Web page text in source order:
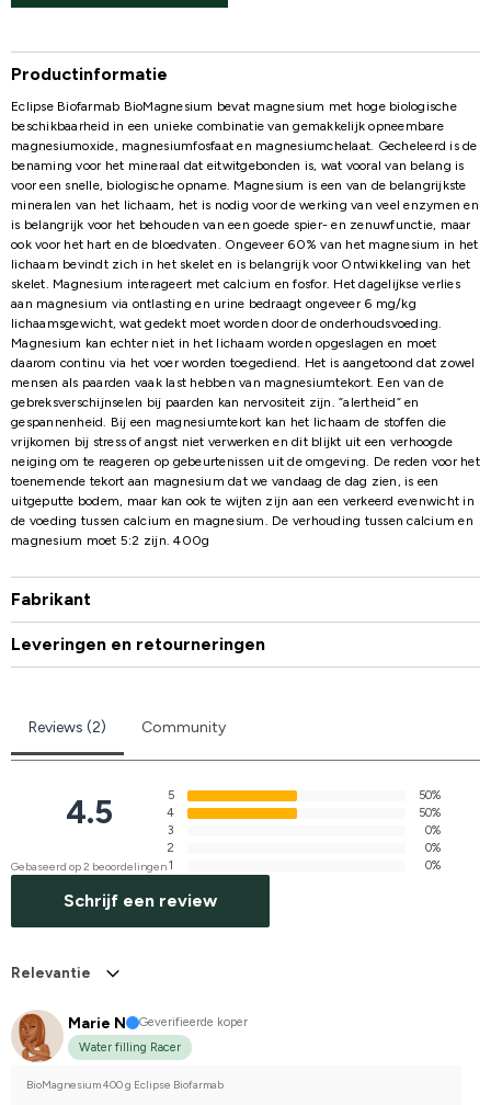
Productinformatie
Eclipse Biofarmab BioMagnesium bevat magnesium met hoge biologische
beschikbaarheid in een unieke combinatie van gemakkelijk opneembare
magnesiumoxide, magnesiumfosfaat en magnesiumchelaat. Gecheleerd is de
benaming voor het mineraal dat eitwitgebonden is, wat vooral van belang is
voor een snelle, biologische opname. Magnesium is een van de belangrijkste
mineralen van het lichaam, het is nodig voor de werking van veel enzymen en
is belangrijk voor het behouden van een goede spier- en zenuwfunctie, maar
ook voor het hart en de bloedvaten. Ongeveer 60% van het magnesium in het
lichaam bevindt zich in het skelet en is belangrijk voor Ontwikkeling van het
skelet. Magnesium interageert met calcium en fosfor. Het dagelijkse verlies
aan magnesium via ontlasting en urine bedraagt ​​ongeveer 6 mg/kg
lichaamsgewicht, wat gedekt moet worden door de onderhoudsvoeding.
Magnesium kan echter niet in het lichaam worden opgeslagen en moet
daarom continu via het voer worden toegediend. Het is aangetoond dat zowel
mensen als paarden vaak last hebben van magnesiumtekort. Een van de
gebreksverschijnselen bij paarden kan nervositeit zijn. ”alertheid” en
gespannenheid. Bij een magnesiumtekort kan het lichaam de stoffen die
vrijkomen bij stress of angst niet verwerken en dit blijkt uit een verhoogde
neiging om te reageren op gebeurtenissen uit de omgeving. De reden voor het
toenemende tekort aan magnesium dat we vandaag de dag zien, is een
uitgeputte bodem, maar kan ook te wijten zijn aan een verkeerd evenwicht in
de voeding tussen calcium en magnesium. De verhouding tussen calcium en
magnesium moet 5:2 zijn. 400g
Fabrikant
Leveringen en retourneringen
Reviews (2) Community
4.5
Gebaseerd op 2 beoordelingen
5
50%
4
50%
3
0%
2
0%
1
0%
Schrijf een review
Relevantie
Marie N
Geverifieerde koper
Water filling Racer
BioMagnesium 400 g Eclipse Biofarmab